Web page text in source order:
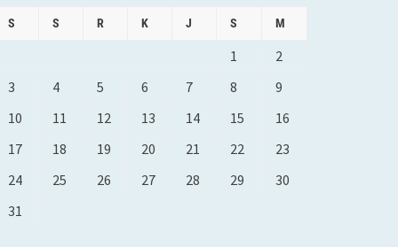
S S R K J S M
1
2
3
4 5 6 7 8
9
10
11 12 13 14 15
16
17
18 19 20 21 22
23
24
25 26 27 28 29
30
31